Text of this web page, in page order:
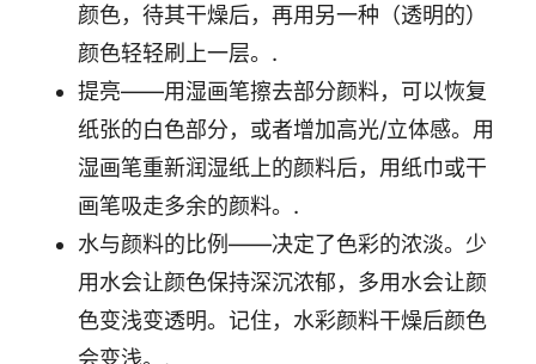
颜色，待其干燥后，再用另一种（透明的）
颜色轻轻刷上一层。.
提亮——用湿画笔擦去部分颜料，可以恢复
纸张的白色部分，或者增加高光/立体感。用
湿画笔重新润湿纸上的颜料后，用纸巾或干
画笔吸走多余的颜料。.
水与颜料的比例——决定了色彩的浓淡。少
用水会让颜色保持深沉浓郁，多用水会让颜
色变浅变透明。记住，水彩颜料干燥后颜色
会变浅。.